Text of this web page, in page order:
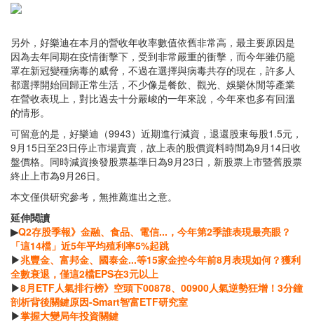
另外，好樂迪在本月的營收年收率數值依舊非常高，最主要原因是
因為去年同期在疫情衝擊下，受到非常嚴重的衝擊，而今年雖仍籠
罩在新冠變種病毒的威脅，不過在選擇與病毒共存的現在，許多人
都選擇開始回歸正常生活，不少像是餐飲、觀光、娛樂休閒等產業
在營收表現上，對比過去十分嚴峻的一年來說，今年來也多有回溫
的情形。
可留意的是，好樂迪（9943）近期進行減資，退還股東每股1.5元，
9月15日至23日停止市場賣賣，故上表的股價資料時間為9月14日收
盤價格。同時減資換發股票基準日為9月23日，新股票上市暨舊股票
終止上市為9月26日。
本文僅供研究參考，無推薦進出之意。
延伸閱讀
▶Q2存股季報》金融、食品、電信...，今年第2季誰表現最亮眼？
「這14檔」近5年平均殖利率5%起跳
▶兆豐金、富邦金、國泰金...等15家金控今年前8月表現如何？獲利
全數衰退，僅這2檔EPS在3元以上
▶8月ETF人氣排行榜》空頭下00878、00900人氣逆勢狂增！3分鐘
剖析背後關鍵原因-Smart智富ETF研究室
▶掌握大變局年投資關鍵